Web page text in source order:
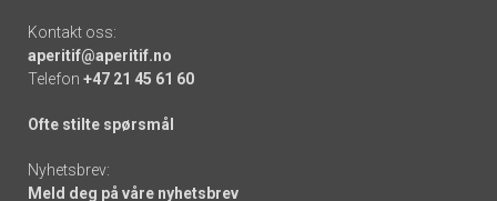
Kontakt oss:
aperitif@aperitif.no
Telefon +47 21 45 61 60
Ofte stilte spørsmål
Nyhetsbrev:
Meld deg på våre nyhetsbrev